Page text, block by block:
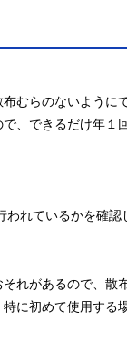
むらのないように
、できるだけ年１
れているかを確
れがあるので、散
に初めて使用す